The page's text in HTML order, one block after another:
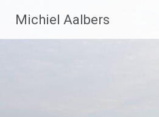
naar
de
Michiel Aalbers